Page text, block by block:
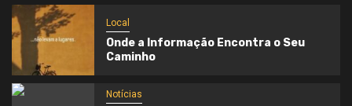
Local
Onde a Informação Encontra o Seu
Caminho
Notícias